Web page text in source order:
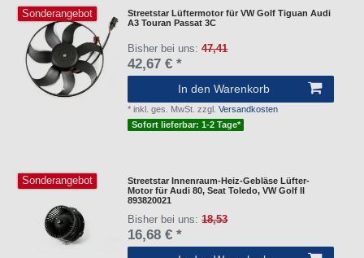
Sonderangebot
Streetstar Lüftermotor für VW Golf Tiguan Audi
A3 Touran Passat 3C
Bisher bei uns:47,41
42,67 € *
In den Warenkorb
*inkl. ges. MwSt. zzgl.Versandkosten
Sofort lieferbar: 1-2 Tage*
Sonderangebot
Streetstar Innenraum-Heiz-Gebläse Lüfter-
Motor für Audi 80, Seat Toledo, VW Golf II
893820021
Bisher bei uns:18,53
16,68 € *